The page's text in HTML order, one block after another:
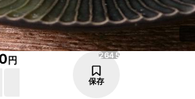
円 2645
保存